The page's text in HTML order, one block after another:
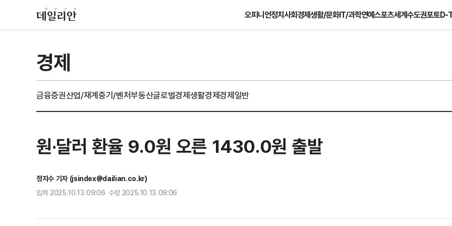
오피니언정치사회경제생활/문화IT/과학연예스포츠세계수도권포토D-
경제
금융증권산업/재계중기/벤처부동산글로벌경제생활경제경제일반
원·달러 환율 9.0원 오른 1430.0원 출발
정지수 기자 (jsindex@dailian.co.kr)
입력 2025.10.13 09:06 수정 2025.10.13 09:06